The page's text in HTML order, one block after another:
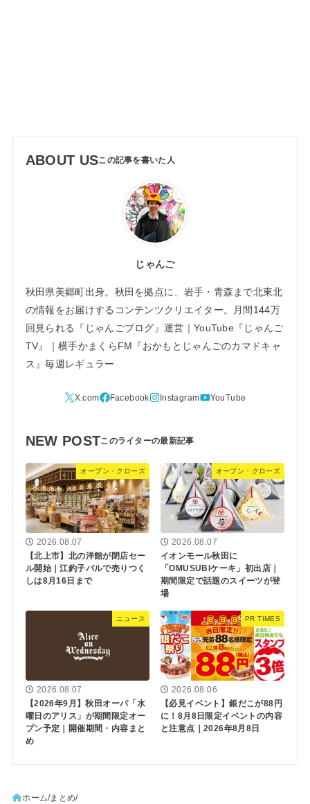
ABOUT US
じゃんご
秋田県美郷町出身。秋田を拠点に、岩手・青森まで北東北
の情報をお届けするコンテンツクリエイター。月間144万
回見られる『じゃんごブログ』運営｜YouTube『じゃんご
TV』｜横手かまくらFM『おかもとじゃんごのカマドキャ
ス』毎週レギュラー
NEW POST
オープン・クローズ
2026.08.07
【北上市】北の洋館が閉店セー
ル開始｜江釣子パルで売りつく
しは8月16日まで
オープン・クローズ
2026.08.07
イオンモール秋田に
「OMUSUBIケーキ」初出店｜
期間限定で話題のスイーツが登
場
ニュース
2026.08.07
【2026年9月】秋田オーパ「水
曜日のアリス」が期間限定オー
プン予定｜開催期間・内容まと
め
PR TIMES
2026.08.06
【必見イベント】銀だこが88円
に！8月8日限定イベントの内容
と注意点｜2026年8月8日
ホーム まとめ